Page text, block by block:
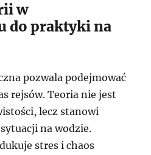
w
do praktyki na
pozwala podejmować
rejsów. Teoria nie jest
lecz stanowi
na wodzie.
stres i chaos